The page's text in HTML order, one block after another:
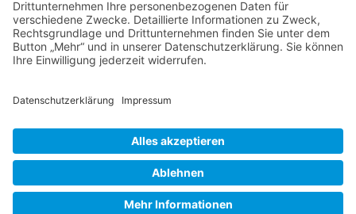
KATEGORIEN
ÜBER UNS
UNSERE MARKEN
Geschützt durchSecurity by CleanTalk